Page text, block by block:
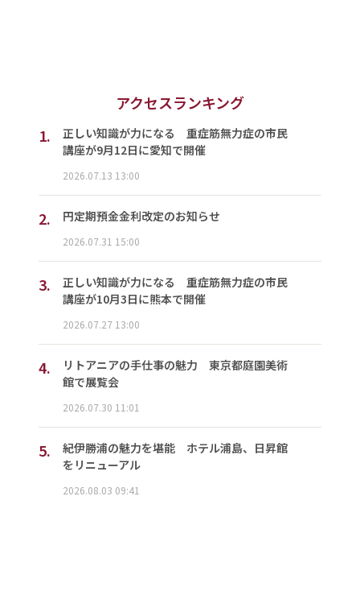
アクセスランキング
1.
正しい知識が力になる 重症筋無力症の市民
講座が9月12日に愛知で開催
2026.07.13 13:00
2. 円定期預金金利改定のお知らせ
2026.07.31 15:00
3.
正しい知識が力になる 重症筋無力症の市民
講座が10月3日に熊本で開催
2026.07.27 13:00
4.
リトアニアの手仕事の魅力 東京都庭園美術
館で展覧会
2026.07.30 11:01
5.
紀伊勝浦の魅力を堪能 ホテル浦島、日昇館
をリニューアル
2026.08.03 09:41